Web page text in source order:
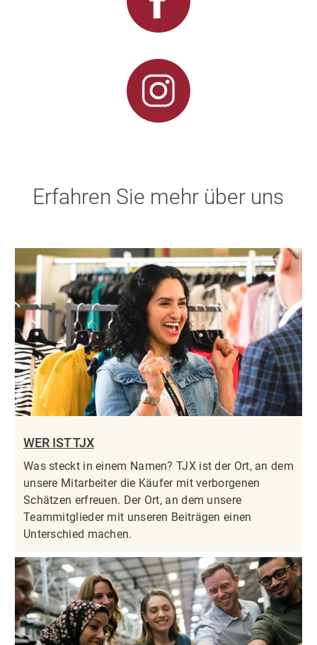
Erfahren Sie mehr über uns
WER IST TJX
Was steckt in einem Namen? TJX ist der Ort, an dem
unsere Mitarbeiter die Käufer mit verborgenen
Schätzen erfreuen. Der Ort, an dem unsere
Teammitglieder mit unseren Beiträgen einen
Unterschied machen.